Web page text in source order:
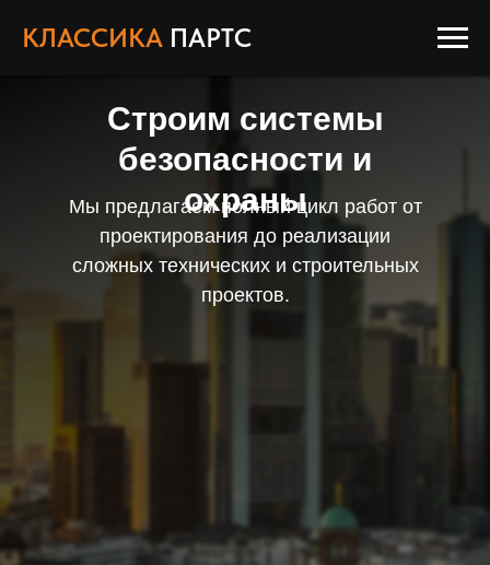
КЛАССИКА ПАРТС
Строим системы
безопасности и
охраны
Мы предлагаем полный цикл работ от
проектирования до реализации
сложных технических и строительных
проектов.